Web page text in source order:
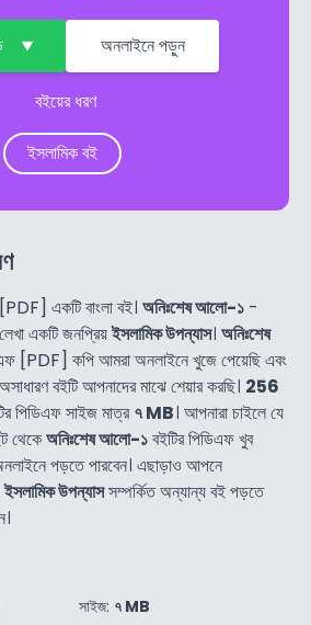
অনলাইনে পড়ুন
বইয়ের ধরণ
ইসলামিক বই
একটি বাংলা বই। অনিঃশেষ আলো-১ -
একটি জনপ্রিয়ইসলামিক উপন্যাস। অনিঃশেষ
[PDF] কপি আমরা অনলাইনে খুজে পেয়েছি এবং
বইটি আপনাদের মাঝে শেয়ার করছি। 256
পিডিএফ সাইজ মাত্র৭ MB। আপনারা চাইলে যে
থেকেঅনিঃশেষ আলো-১বইটির পিডিএফ খুব
পড়তে পারবেন। এছাড়াও আপনে
ইসলামিক উপন্যাসসম্পর্কিত অন্যান্য বই পড়তে
সাইজ: ৭ MB